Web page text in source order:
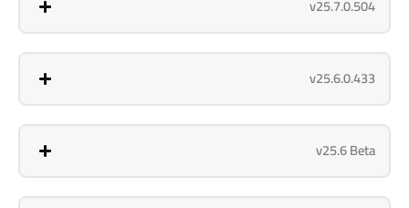
v25.7.0.504
v25.6.0.433
v25.6 Beta